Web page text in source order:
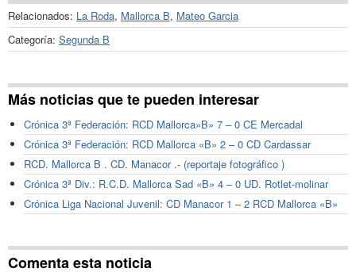
Relacionados: La Roda, Mallorca B, Mateo Garcia
Categoría: Segunda B
Más noticias que te pueden interesar
Crónica 3ª Federación: RCD Mallorca»B» 7 – 0 CE Mercadal
Crónica 3ª Federación: RCD Mallorca «B» 2 – 0 CD Cardassar
RCD. Mallorca B . CD. Manacor .- (reportaje fotográfico )
Crónica 3ª Div.: R.C.D. Mallorca Sad «B» 4 – 0 UD. Rotlet-molinar
Crónica Liga Nacional Juvenil: CD Manacor 1 – 2 RCD Mallorca «B»
Comenta esta noticia